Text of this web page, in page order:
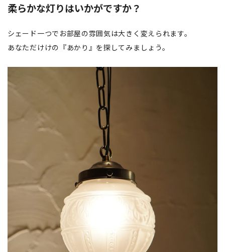
柔らかな灯りはいかがですか？
シェード一つでお部屋の雰囲気は大きく変えられます。
あなただけけの『あかり』を探してみましょう。